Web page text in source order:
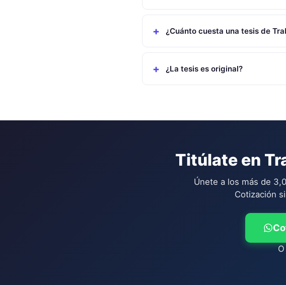
¿Cuánto cuesta una tesis de
¿La tesis es original?
Titúlate en
Únete a los más de
Cotización